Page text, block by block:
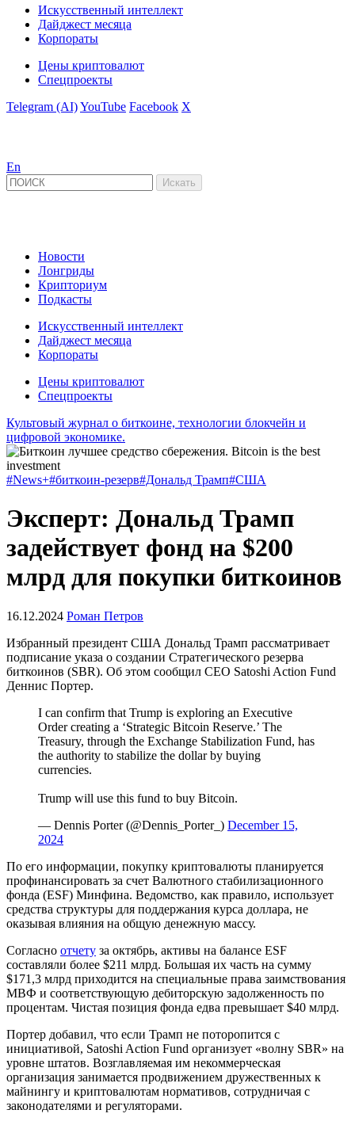
Искусственный интеллект
Дайджест месяца
Корпораты
Цены криптовалют
Спецпроекты
Telegram (AI)YouTube Facebook X
En
Новости
Лонгриды
Крипториум
Подкасты
Искусственный интеллект
Дайджест месяца
Корпораты
Цены криптовалют
Спецпроекты
Культовый журнал о биткоине, технологии блокчейн и
цифровой экономике.
#News+#биткоин-резерв#Дональд Трамп#США
Эксперт: Дональд Трамп
задействует фонд на $200
млрд для покупки биткоинов
16.12.2024 Роман Петров
Избранный президент США Дональд Трамп рассматривает
подписание указа о создании Стратегического резерва
биткоинов (SBR). Об этом сообщил CEO Satoshi Action Fund
Деннис Портер.
I can confirm that Trump is exploring an Executive
Order creating a ‘Strategic Bitcoin Reserve.’ The
Treasury, through the Exchange Stabilization Fund, has
the authority to stabilize the dollar by buying
currencies.
Trump will use this fund to buy Bitcoin.
— Dennis Porter (@Dennis_Porter_) December 15,
2024
По его информации, покупку криптовалюты планируется
профинансировать за счет Валютного стабилизационного
фонда (ESF) Минфина. Ведомство, как правило, использует
средства структуры для поддержания курса доллара, не
оказывая влияния на общую денежную массу.
Согласно отчету за октябрь, активы на балансе ESF
составляли более $211 млрд. Большая их часть на сумму
$171,3 млрд приходится на специальные права заимствования
МВФ и соответствующую дебиторскую задолженность по
процентам. Чистая позиция фонда едва превышает $40 млрд.
Портер добавил, что если Трамп не поторопится с
инициативой, Satoshi Action Fund организует «волну SBR» на
уровне штатов. Возглавляемая им некоммерческая
организация занимается продвижением дружественных к
майнингу и криптовалютам нормативов, сотрудничая с
законодателями и регуляторами.